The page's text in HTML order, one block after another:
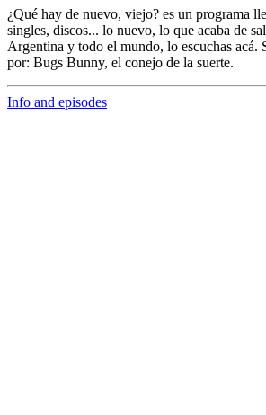
¿Qué hay de nuevo, viejo? es un programa
singles, discos... lo nuevo, lo que acaba de
Argentina y todo el mundo, lo escuchas acá.
por: Bugs Bunny, el conejo de la suerte.
Info and episodes